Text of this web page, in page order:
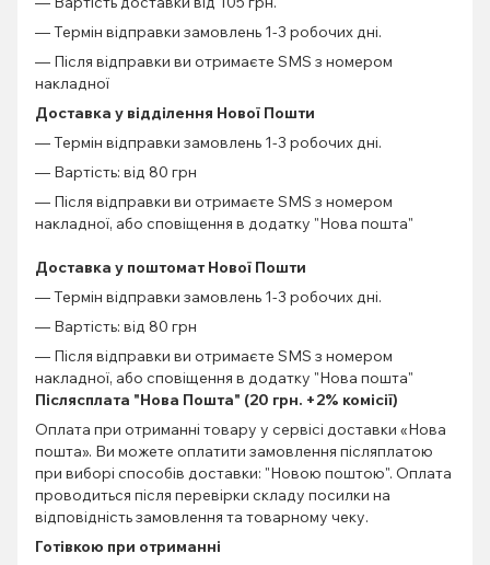
— Термін відправки замовлень 1-3 робочих дні.
— Після відправки ви отримаєте SMS з номером
накладної
Доставка у відділення Нової Пошти
— Термін відправки замовлень 1-3 робочих дні.
— Вартість: від 80 грн
— Після відправки ви отримаєте SMS з номером
накладної, або сповіщення в додатку "Нова пошта"
Доставка у поштомат Нової Пошти
— Термін відправки замовлень 1-3 робочих дні.
— Вартість: від 80 грн
— Після відправки ви отримаєте SMS з номером
накладної, або сповіщення в додатку "Нова пошта"
Післясплата "Нова Пошта" (20 грн. +2% комісії)
Оплата при отриманні товару у сервісі доставки «Нова
пошта». Ви можете оплатити замовлення післяплатою
при виборі способів доставки: "Новою поштою". Оплата
проводиться після перевірки складу посилки на
відповідність замовлення та товарному чеку.
Готівкою при отриманні